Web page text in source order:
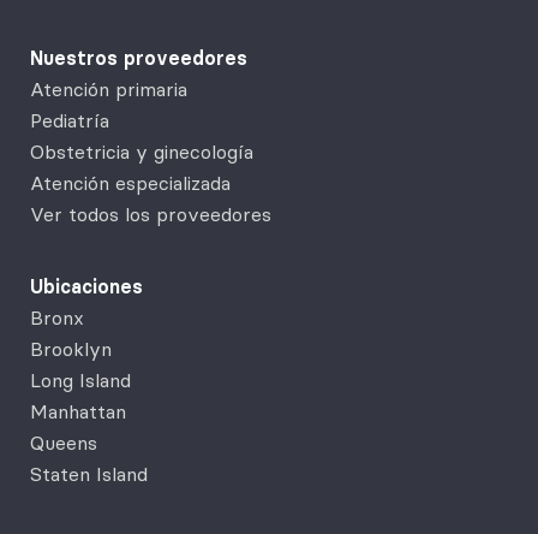
Nuestros proveedores
Atención primaria
Pediatría
Obstetricia y ginecología
Atención especializada
Ver todos los proveedores
Ubicaciones
Bronx
Brooklyn
Long Island
Manhattan
Queens
Staten Island